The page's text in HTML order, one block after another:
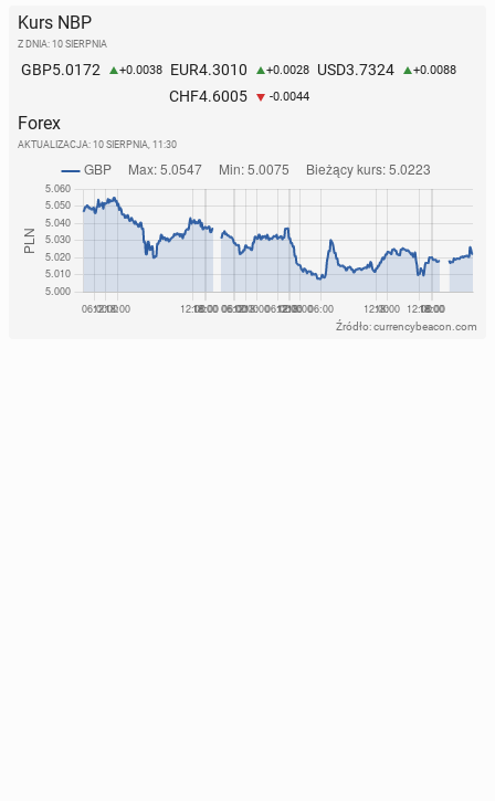
Kurs NBP
Z DNIA: 10 SIERPNIA
GBP5.0172 +0.0038 EUR4.3010 +0.0028 USD3.7324 +0.0088
CHF4.6005 -0.0044
Forex
AKTUALIZACJA: 10 SIERPNIA, 11:30
Źródło: currencybeacon.com